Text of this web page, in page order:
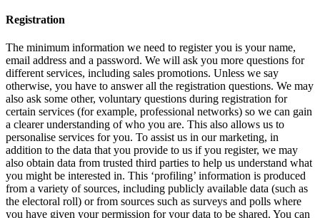
Registration
The minimum information we need to register you is your name,
email address and a password. We will ask you more questions for
different services, including sales promotions. Unless we say
otherwise, you have to answer all the registration questions. We may
also ask some other, voluntary questions during registration for
certain services (for example, professional networks) so we can gain
a clearer understanding of who you are. This also allows us to
personalise services for you. To assist us in our marketing, in
addition to the data that you provide to us if you register, we may
also obtain data from trusted third parties to help us understand what
you might be interested in. This ‘profiling’ information is produced
from a variety of sources, including publicly available data (such as
the electoral roll) or from sources such as surveys and polls where
you have given your permission for your data to be shared. You can